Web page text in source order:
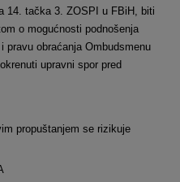
14. tačka 3. ZOSPI u FBiH, biti
o mogućnosti podnošenja
pravu obraćanja Ombudsmenu
upravni spor pred
propuštanjem se rizikuje